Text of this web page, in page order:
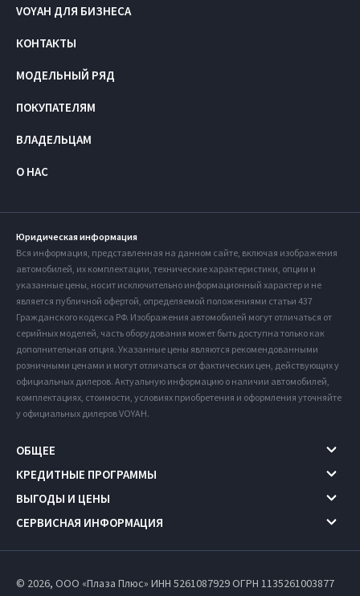
VOYAH ДЛЯ БИЗНЕСА
КОНТАКТЫ
МОДЕЛЬНЫЙ РЯД
ПОКУПАТЕЛЯМ
ВЛАДЕЛЬЦАМ
О НАС
Юридическая информация
Вся информация, представленная на данном сайте, включая изображения
автомобилей, их комплектации, технические характеристики, опции и
указанные цены, носит исключительно информационный характер и не
является публичной офертой, определяемой положениями статьи 437
Гражданского кодекса РФ. Изображения автомобилей могут отличаться от
серийных моделей, часть оборудования может быть доступна только как
дополнительная опция. Указанные цены являются рекомендованными
розничными ценами и могут отличаться от фактических цен, действующих у
официальных дилеров. Актуальную информацию о наличии автомобилей,
комплектациях, стоимости, условиях приобретения и оформления уточняйте
у официальных дилеров VOYAH.
ОБЩЕЕ
КРЕДИТНЫЕ ПРОГРАММЫ
ВЫГОДЫ И ЦЕНЫ
СЕРВИСНАЯ ИНФОРМАЦИЯ
© 2026, ООО «Плаза Плюс» ИНН 5261087929ОГРН 1135261003877